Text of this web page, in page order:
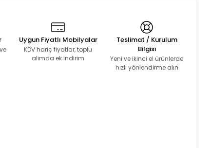
Uygun Fiyatlı Mobilyalar
KDV hariç fiyatlar, toplu
alımda ek indirim
Teslimat / Kurulum
Bilgisi
Yeni ve ikinci el ürünlerde
hızlı yönlendirme alın